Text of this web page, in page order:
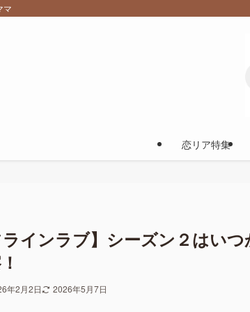
マ
恋リア特集
ラインラブ】シーズン２はい
年2月2日 2026年5月7日